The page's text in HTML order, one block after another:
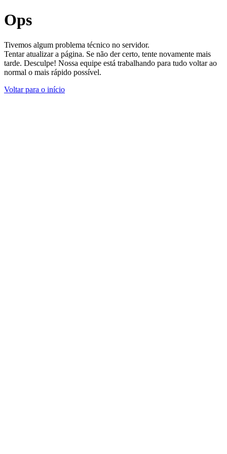
Ops
Tivemos algum problema técnico no servidor.
Tentar atualizar a página. Se não der certo, tente novamente mais
tarde. Desculpe! Nossa equipe está trabalhando para tudo voltar ao
normal o mais rápido possível.
Voltar para o início